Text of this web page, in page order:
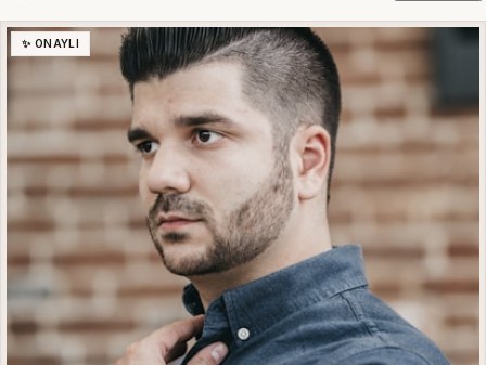
✨ ONAYLI